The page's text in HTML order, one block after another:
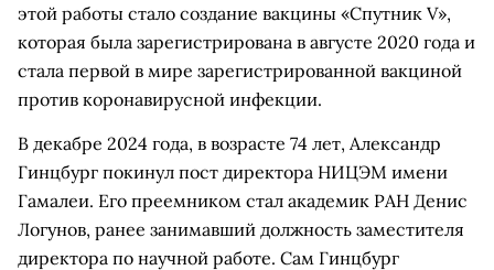
этой работы стало создание вакцины «Спутник V»,
которая была зарегистрирована в августе 2020 года и
стала первой в мире зарегистрированной вакциной
против коронавирусной инфекции.
В декабре 2024 года, в возрасте 74 лет, Александр
Гинцбург покинул пост директора НИЦЭМ имени
Гамалеи. Его преемником стал академик РАН Денис
Логунов, ранее занимавший должность заместителя
директора по научной работе. Сам Гинцбург